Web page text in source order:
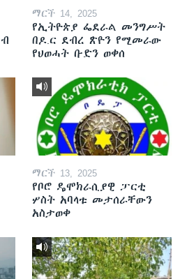
ማርች 14, 2025
የኢትዮጵያ ፌደራል መንግሥት
በዶ.ር ደብረ ጽዮን የሚመራው
የህወሓት ቡድን ወቀሰ
ማርች 13, 2025
የቦሮ ዴሞክራሲያዊ ፓርቲ
ሦስት አባላቱ መታሰራቸውን
አስታወቀ